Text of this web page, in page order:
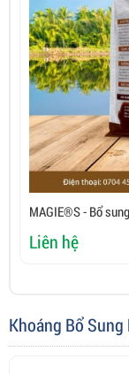
Khoáng Bổ Sung
MAGIE®S - Bổ
Liên hệ